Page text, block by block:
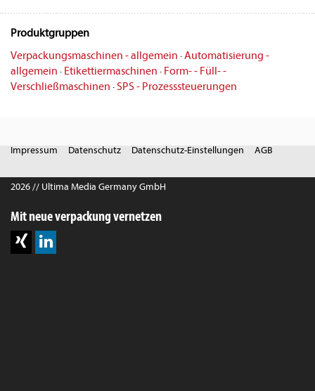
Produktgruppen
Verpackungsmaschinen - allgemein ·Automatisierung -
allgemein · Etikettiermaschinen · Form- - Füll- -
Verschließmaschinen ·SPS - Prozesssteuerungen
Impressum Datenschutz Datenschutz-Einstellungen AGB
2026 // Ultima Media Germany GmbH
Mit neue verpackung vernetzen